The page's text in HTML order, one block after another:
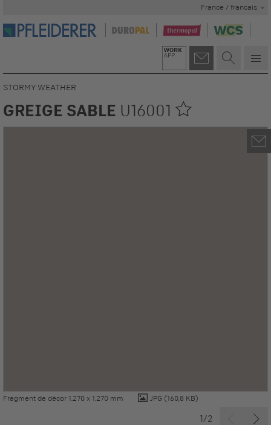
France / francais
Fragment de décor 1.270 x 1.270 mm JPG (160,8 KB)
1/2
STORMY WEATHER
GREIGE SABLE U16001